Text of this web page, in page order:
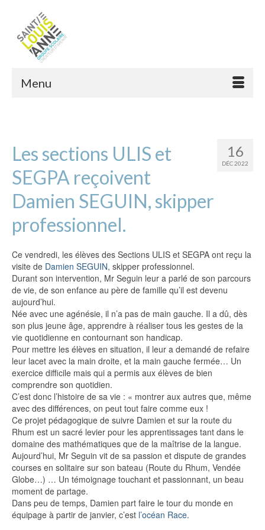
Menu
16
DÉC 2022
Les sections ULIS et
SEGPA reçoivent
Damien SEGUIN, skipper
professionnel.
Ce vendredi, les élèves des Sections ULIS et SEGPA ont reçu la
visite de Damien SEGUIN, skipper professionnel.
Durant son intervention, Mr Seguin leur a parlé de son parcours
de vie, de son enfance au père de famille qu’il est devenu
aujourd’hui.
Née avec une agénésie, il n’a pas de main gauche. Il a dû, dès
son plus jeune âge, apprendre à réaliser tous les gestes de la
vie quotidienne en contournant son handicap.
Pour mettre les élèves en situation, il leur a demandé de refaire
leur lacet avec la main droite, et la main gauche fermée… Un
exercice difficile mais qui a permis aux élèves de bien
comprendre son quotidien.
C’est donc l’histoire de sa vie : « montrer aux autres que, même
avec des différences, on peut tout faire comme eux !
Ce projet pédagogique de suivre Damien et sur la route du
Rhum est un sacré levier pour les apprentissages tant dans le
domaine des mathématiques que de la maîtrise de la langue.
Aujourd’hui, Mr Seguin vit de sa passion et dispute de grandes
courses en solitaire sur son bateau (Route du Rhum, Vendée
Globe…) … Un témoignage touchant et passionnant, un beau
moment de partage.
Dans peu de temps, Damien part faire le tour du monde en
équipage à partir de janvier, c’est l’océan Race.